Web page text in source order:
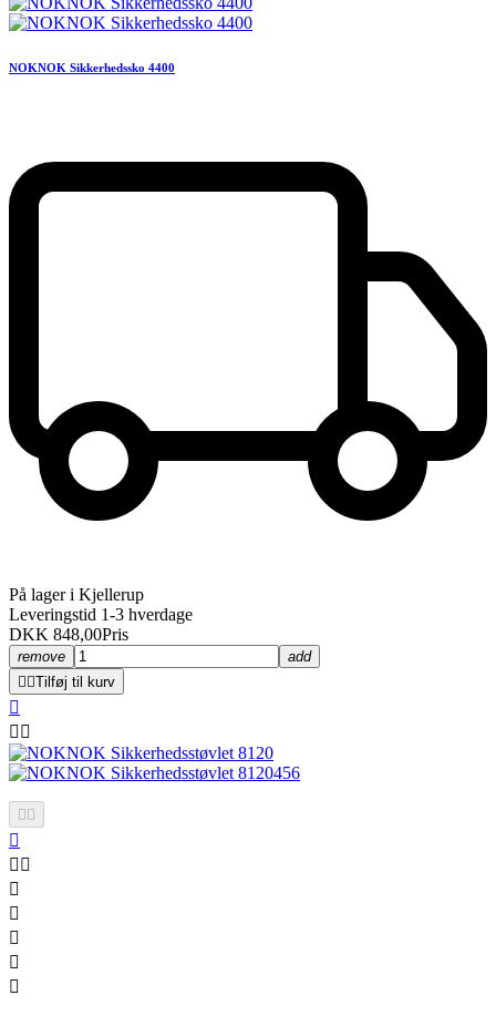
NOKNOK Sikkerhedssko 4400
På lager i Kjellerup
Leveringstid 1-3 hverdage
DKK 848,00Pris
remove
add
 Tilføj til kurv

 
 

 




